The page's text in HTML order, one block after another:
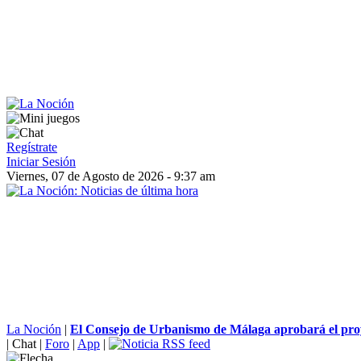
Regístrate
Iniciar Sesión
Viernes, 07 de Agosto de 2026 - 9:37 am
La Noción | El Consejo de Urbanismo de Málaga aprobará el
| Chat | Foro | App |